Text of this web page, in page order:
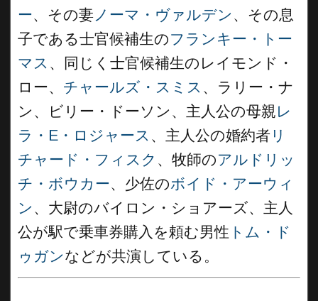
ー、その妻ノーマ・ヴァルデン 、その息
子である士官候補生のフランキー・トー
マス 、同じく士官候補生のレイモンド・
ロー、 チャールズ・スミス 、ラリー・ナ
ン、ビリー・ドーソン、主人公の母親レ
ラ・E・ロジャース 、主人公の婚約者 リ
チャード・フィスク 、牧師のアルドリッ
チ・ボウカー、少佐のボイド・アーウィ
ン 、大尉のバイロン・ショアーズ、主人
公が駅で乗車券購入を頼む男性 トム・ド
ゥガンなどが共演している。